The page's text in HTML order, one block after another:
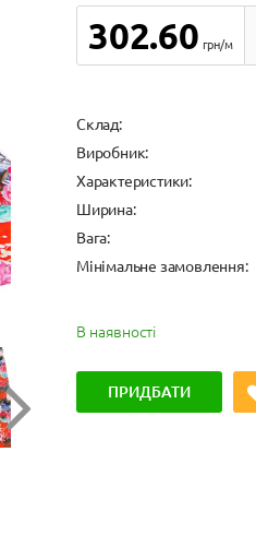
302.60 грн/м
Cклад:
Виробник:
Характеристики:
Ширина:
Вага:
Мінімальне замовлення:
В наявності
ПРИДБАТИ